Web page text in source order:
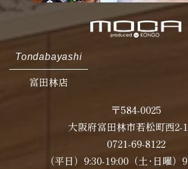
Tondabayashi
富田林店
〒584-0025
大阪府富田林市若松町西2-
0721-69-8122
（平日）9:30-19:00（土･日曜）